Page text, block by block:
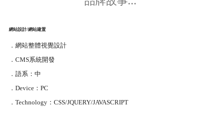
網站設計/網站建置
．網站整體視覺設計
．CMS系統開發
．語系：中
．Device：PC
．Technology：CSS/JQUERY/JAVASCRIPT